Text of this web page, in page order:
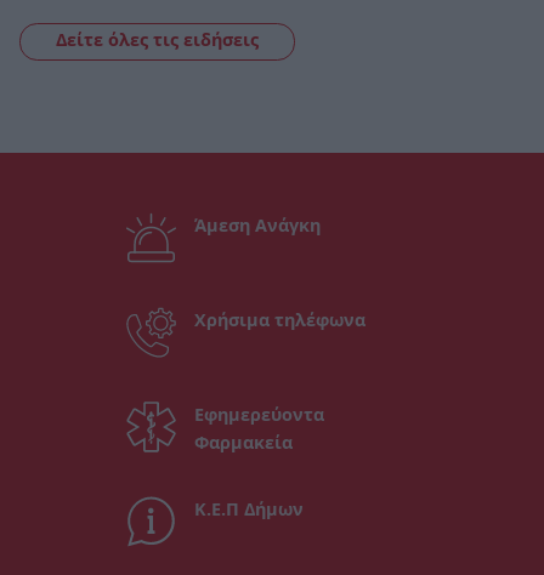
Δείτε όλες τις ειδήσεις
Άμεση Ανάγκη
Χρήσιμα τηλέφωνα
Εφημερεύοντα
Φαρμακεία
Κ.Ε.Π Δήμων